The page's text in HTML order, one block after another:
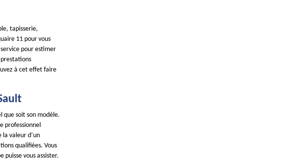
tapisserie,
11 pour vous
pour estimer
prestations
à cet effet faire
que soit son modèle.
professionnel
la valeur d’un
qualifiées. Vous
puisse vous assister.